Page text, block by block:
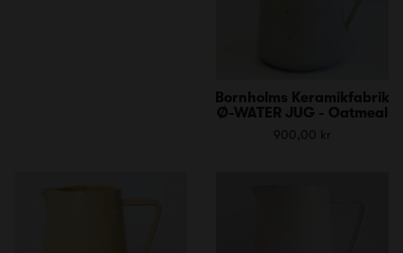
Bornholms Keramikfabrik
Ø-WATER JUG - Oatmeal
900,00 kr